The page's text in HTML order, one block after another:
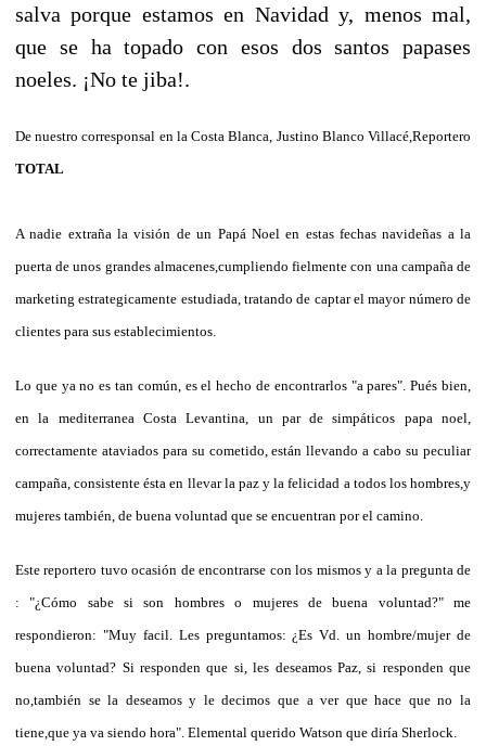
salva porque estamos en Navidad y, menos mal,
que se ha topado con esos dos santos papases
noeles. ¡No te jiba!.
De nuestro corresponsal en la Costa Blanca, Justino Blanco Villacé,Reportero
TOTAL
A nadie extraña la visión de un Papá Noel en estas fechas navideñas a la
puerta de unos grandes almacenes,cumpliendo fielmente con una campaña de
marketing estrategicamente estudiada, tratando de captar el mayor número de
clientes para sus establecimientos.
Lo que ya no es tan común, es el hecho de encontrarlos "a pares". Pués bien,
en la mediterranea Costa Levantina, un par de simpáticos papa noel,
correctamente ataviados para su cometido, están llevando a cabo su peculiar
campaña, consistente ésta en llevar la paz y la felicidad a todos los hombres,y
mujeres también, de buena voluntad que se encuentran por el camino.
Este reportero tuvo ocasión de encontrarse con los mismos y a la pregunta de
: "¿Cómo sabe si son hombres o mujeres de buena voluntad?" me
respondieron: "Muy facil. Les preguntamos: ¿Es Vd. un hombre/mujer de
buena voluntad? Si responden que si, les deseamos Paz, si responden que
no,también se la deseamos y le decimos que a ver que hace que no la
tiene,que ya va siendo hora". Elemental querido Watson que diría Sherlock.